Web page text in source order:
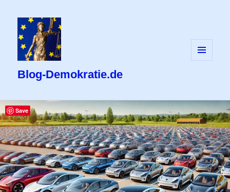
Blog-Demokratie.de
Save